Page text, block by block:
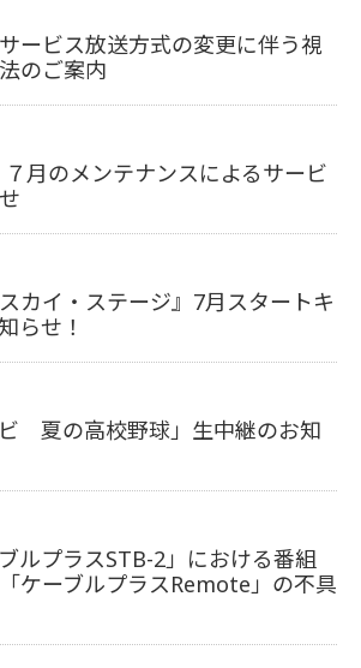
サービス放送方式の変更に伴う視
のご案内
月のメンテナンスによるサービ
カイ・ステージ』7月スタートキ
らせ！
ビ 夏の高校野球」生中継のお知
ルプラスSTB-2」における番組
ケーブルプラスRemote」の不具